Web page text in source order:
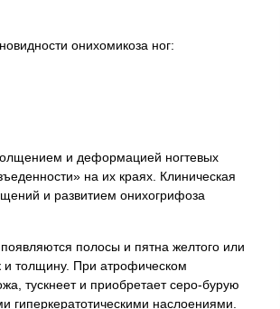
онихомикоза ног:
и деформацией ногтевых
на их краях. Клиническая
и развитием онихогрифоза
полосы и пятна желтого или
и толщину. При атрофическом
тускнеет и приобретает серо-бурую
гиперкератотическими наслоениями.